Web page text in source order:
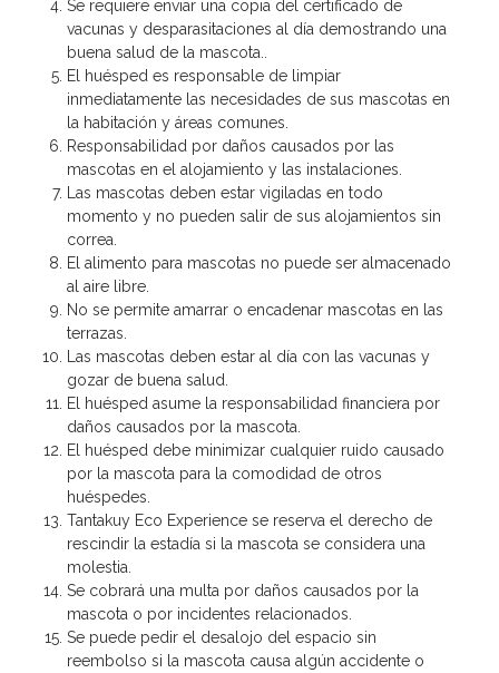
Se requiere enviar una copia del certificado de
vacunas y desparasitaciones al día demostrando una
buena salud de la mascota..
El huésped es responsable de limpiar
inmediatamente las necesidades de sus mascotas en
la habitación y áreas comunes.
Responsabilidad por daños causados por las
mascotas en el alojamiento y las instalaciones.
Las mascotas deben estar vigiladas en todo
momento y no pueden salir de sus alojamientos sin
correa.
El alimento para mascotas no puede ser almacenado
al aire libre.
No se permite amarrar o encadenar mascotas en las
terrazas.
Las mascotas deben estar al día con las vacunas y
gozar de buena salud.
El huésped asume la responsabilidad financiera por
daños causados por la mascota.
El huésped debe minimizar cualquier ruido causado
por la mascota para la comodidad de otros
huéspedes.
Tantakuy Eco Experience se reserva el derecho de
rescindir la estadía si la mascota se considera una
molestia.
Se cobrará una multa por daños causados por la
mascota o por incidentes relacionados.
Se puede pedir el desalojo del espacio sin
reembolso si la mascota causa algún accidente o